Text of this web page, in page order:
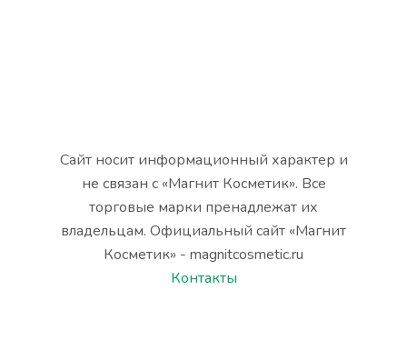
Сайт носит информационный характер и
не связан с «Магнит Косметик». Все
торговые марки пренадлежат их
владельцам. Официальный сайт «Магнит
Косметик» - magnitcosmetic.ru
Контакты